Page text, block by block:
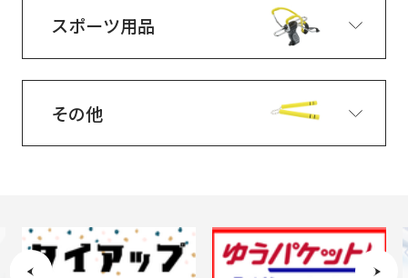
スポーツ用品
その他